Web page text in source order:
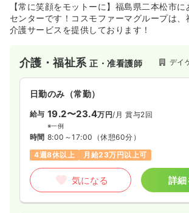
【常に笑顔をモットーに】福島県二本松市
センターです！コスモファーマグループは、
介護サービスを提供しております！
介護・福祉系正・准看護師 デイ
日勤のみ（常勤）
給与 19.2〜23.4万円/月 賞与2回
※一例
時間 8:00～17:00 （休憩60分）
4週8休以上
月給23万円以上可
気になる 詳細